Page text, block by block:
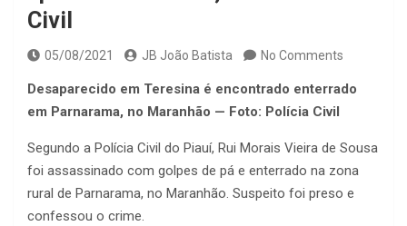
Civil
05/08/2021 JB João Batista No Comments
Desaparecido em Teresina é encontrado enterrado
em Parnarama, no Maranhão — Foto: Polícia Civil
Segundo a Polícia Civil do Piauí, Rui Morais Vieira de Sousa
foi assassinado com golpes de pá e enterrado na zona
rural de Parnarama, no Maranhão. Suspeito foi preso e
confessou o crime.